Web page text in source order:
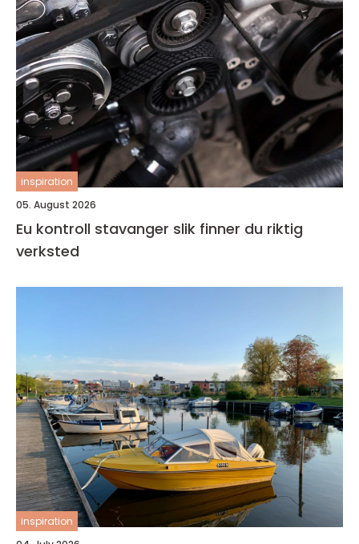
inspiration
05. August 2026
Eu kontroll stavanger slik finner du riktig
verksted
inspiration